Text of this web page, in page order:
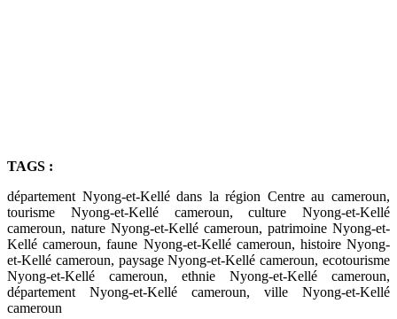
TAGS :
département Nyong-et-Kellé dans la région Centre au cameroun,
tourisme Nyong-et-Kellé cameroun, culture Nyong-et-Kellé
cameroun, nature Nyong-et-Kellé cameroun, patrimoine Nyong-et-
Kellé cameroun, faune Nyong-et-Kellé cameroun, histoire Nyong-
et-Kellé cameroun, paysage Nyong-et-Kellé cameroun, ecotourisme
Nyong-et-Kellé cameroun, ethnie Nyong-et-Kellé cameroun,
département Nyong-et-Kellé cameroun, ville Nyong-et-Kellé
cameroun